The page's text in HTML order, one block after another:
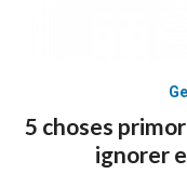
5 choses
ignorer